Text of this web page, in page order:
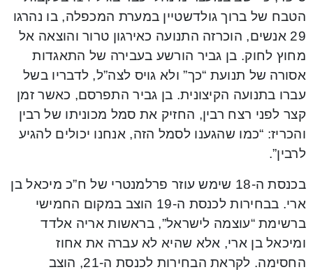
הטבח של ברוך גולדשטיין במערת המכפלה, בו נהרגו
29 אנשים, הוכרזה התנועה כאירגון טרור והוצאה אל
מחוץ לחוק. בן גביר הורשע בעבירה של התאגדות
אסורה של תנועת “כך” ולא גויס לצה”ל, לדבריו בשל
עברו בתנועה הקיצונית. בן גביר התפרסם, כאשר זמן
קצר לפני רצח רבין, החזיק את סמל מכוניתו של רבין
והכריז: “כמו שהגענו לסמל הזה, אנחנו יכולים להגיע
לרבין”.
בכנסת ה-18 שימש עוזר פרלמנטרי של ח”כ מיכאל בן
ארי. בבחירות לכנסת ה-19 הוצב במקום החמישי
ברשימת “עוצמה לישראל”, בראשות אריה אלדד
ומיכאל בן ארי, אלא שהיא לא עברה את אחוז
החסימה. לקראת הבחירות לכנסת ה-21, הוצב